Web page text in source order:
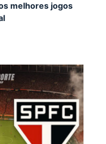
melhores jogos